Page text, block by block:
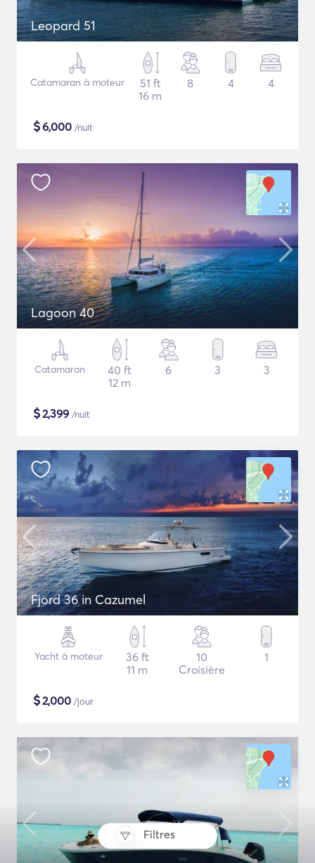
Filtres
Leopard 51
Catamaran à moteur
51 ft
16 m
8 4 4
$6,000 /nuit
Lagoon 40
Catamaran
40 ft
12 m
6 3 3
$2,399 /nuit
Fjord 36 in Cazumel
Yacht à moteur
36 ft
11 m
10
Croisière
1
$2,000 /jour